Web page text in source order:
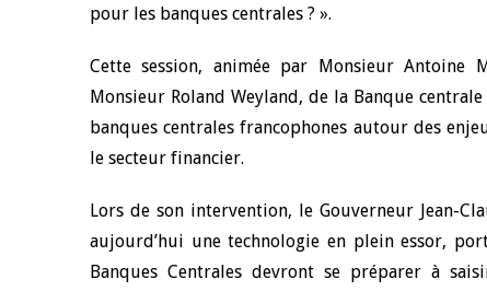
pour les banques centrales ? ».
Cette session, animée par Monsieur Antoine
Monsieur Roland Weyland, de la Banque
banques centrales francophones autour des
le secteur financier.
Lors de son intervention, le Gouverneur Jean-
aujourd’hui une technologie en plein essor,
Banques Centrales devront se préparer à